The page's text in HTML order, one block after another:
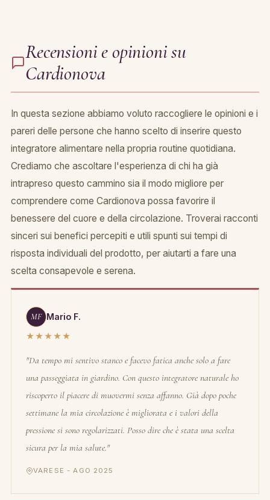
Recensioni e opinioni su
Cardionova
In questa sezione abbiamo voluto raccogliere le opinioni e i
pareri delle persone che hanno scelto di inserire questo
integratore alimentare nella propria routine quotidiana.
Crediamo che ascoltare l'esperienza di chi ha già
intrapreso questo cammino sia il modo migliore per
comprendere come Cardionova possa favorire il
benessere del cuore e della circolazione. Troverai racconti
sinceri sui benefici percepiti e utili spunti sui tempi di
risposta individuali del prodotto, per aiutarti a fare una
scelta consapevole e serena.
MF Mario F.
★★★★★
"Da tempo mi sentivo stanco e facevo fatica anche solo a fare
una passeggiata in giardino. Con questo integratore naturale ho
riscoperto il piacere di muovermi senza affanno. Già dopo poche
settimane la mia circolazione è migliorata e i valori della
pressione si sono regolarizzati. Posso dire che è stata una scelta
sicura per la mia salute."
VARESE - AGO 2025